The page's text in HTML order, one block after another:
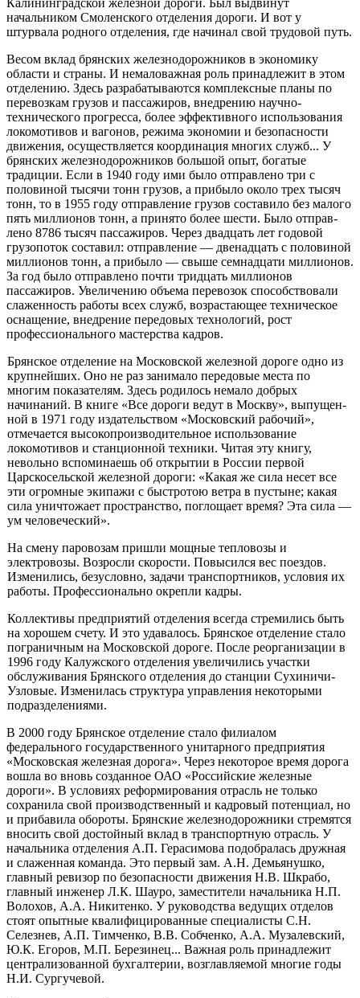
Калининградской железной дороги. Был выдвинут
начальником Смоленского отделения дороги. И вот у
штурвала родного отделения, где начинал свой трудовой путь.
Весом вклад брянских железнодорожников в экономику
области и страны. И немаловажная роль принадлежит в этом
отделению. Здесь разрабатываются комплексные планы по
перевозкам грузов и пассажиров, внедрению научно-
технического прогресса, более эффективного использования
локомотивов и вагонов, режима экономии и безопасности
движения, осуществляется коорди­нация многих служб... У
брянских железнодорожников большой опыт, богатые
традиции. Если в 1940 году ими было отправлено три с
половиной тысячи тонн грузов, а прибыло около трех тысяч
тонн, то в 1955 году отправление грузов со­ставило без малого
пять миллионов тонн, а принято более шести. Было отправ­
лено 8786 тысяч пассажиров. Через двадцать лет годовой
грузопоток составил: отправление — двенадцать с половиной
миллионов тонн, а прибыло — свыше семнадцати миллионов.
За год было отправлено почти тридцать миллионов
пассажиров. Увеличению объема перевозок способствовали
слаженность ра­боты всех служб, возрастающее техническое
оснащение, внедрение передовых технологий, рост
профессионального мастерства кадров.
Брянское отделение на Московской железной дороге одно из
крупнейших. Оно не раз занимало передовые места по
многим показателям. Здесь родилось немало добрых
начинаний. В книге «Все дороги ведут в Москву», выпущен­
ной в 1971 году издательством «Московский рабочий»,
отмечается высокопро­изводительное использование
локомотивов и станционной техники. Читая эту книгу,
невольно вспоминаешь об открытии в России первой
Царскосельской железной дороги: «Какая же сила несет все
эти огромные экипажи с быстротою ветра в пустыне; какая
сила уничтожает пространство, поглощает время? Эта сила —
ум человеческий».
На смену паровозам пришли мощные тепловозы и
электровозы. Возросли скорости. Повысился вес поездов.
Изменились, безусловно, задачи транспорт­ников, условия их
работы. Профессионально окрепли кадры.
Коллективы предприятий отделения всегда стремились быть
на хорошем счету. И это удавалось. Брянское отделение стало
пограничным на Московской дороге. После реорганизации в
1996 году Калужского отделения увеличились участки
обслуживания Брянского отделения до станции Сухиничи-
Узловые. Изменилась структура управления некоторыми
подразделениями.
В 2000 году Брянское отделение стало филиалом
федерального государствен­ного унитарного предприятия
«Московская железная дорога». Через некоторое время дорога
вошла во вновь созданное ОАО «Российские железные
дороги». В условиях реформирования отрасль не только
сохранила свой производственный и кадровый потенциал, но
и прибавила обороты. Брянские железнодорожники стремятся
вносить свой достойный вклад в транспортную отрасль. У
началь­ника отделения А.П. Герасимова подобралась дружная
и слаженная команда. Это первый зам. А.Н. Демьянушко,
главный ревизор по безопасности движе­ния Н.В. Шкрабо,
главный инженер Л.К. Шауро, заместители начальника Н.П.
Волохов, А.А. Никитенко. У руководства ведущих отделов
стоят опытные ква­лифицированные специалисты С.Н.
Селезнев, А.П. Тимченко, В.В. Собченко, А.А. Музалевский,
Ю.К. Егоров, М.П. Березинец... Важная роль принадлежит
централизованной бухгалтерии, возглавляемой многие годы
Н.И. Сургучевой.